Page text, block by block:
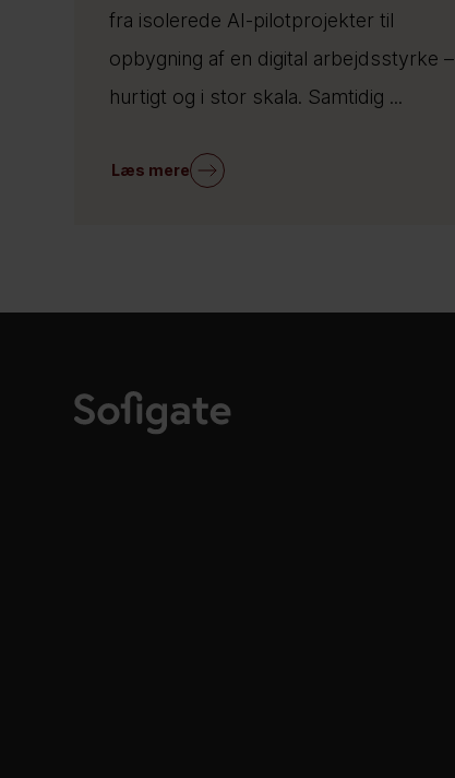
fra isolerede AI-pilotprojekter til
opbygning af en digital arbejdsstyrke –
hurtigt og i stor skala. Samtidig ...
Læs mere